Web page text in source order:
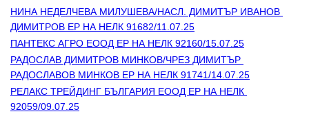
НИНА НЕДЕЛЧЕВА МИЛУШЕВА/НАСЛ. ДИМИТЪР ИВАНОВ
ДИМИТРОВ ЕР НА НЕЛК 91682/11.07.25
ПАНТЕКС АГРО ЕООД ЕР НА НЕЛК 92160/15.07.25
РАДОСЛАВ ДИМИТРОВ МИНКОВ/ЧРЕЗ ДИМИТЪР
РАДОСЛАВОВ МИНКОВ ЕР НА НЕЛК 91741/14.07.25
РЕЛАКС ТРЕЙДИНГ БЪЛГАРИЯ ЕООД ЕР НА НЕЛК
92059/09.07.25